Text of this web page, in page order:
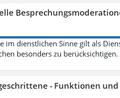
im dienstlichen Sinne gilt als
besonders zu berücksichtigen.
- Funktionen